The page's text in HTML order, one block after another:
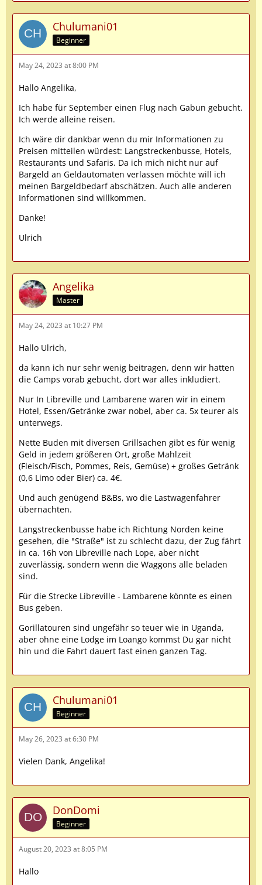
Chulumani01
Beginner
May 24, 2023 at 8:00 PM
Hallo Angelika,
Ich habe für September einen Flug nach Gabun gebucht.
Ich werde alleine reisen.
Ich wäre dir dankbar wenn du mir Informationen zu
Preisen mitteilen würdest: Langstreckenbusse, Hotels,
Restaurants und Safaris. Da ich mich nicht nur auf
Bargeld an Geldautomaten verlassen möchte will ich
meinen Bargeldbedarf abschätzen. Auch alle anderen
Informationen sind willkommen.
Danke!
Ulrich
Angelika
Master
May 24, 2023 at 10:27 PM
Hallo Ulrich,
da kann ich nur sehr wenig beitragen, denn wir hatten
die Camps vorab gebucht, dort war alles inkludiert.
Nur In Libreville und Lambarene waren wir in einem
Hotel, Essen/Getränke zwar nobel, aber ca. 5x teurer als
unterwegs.
Nette Buden mit diversen Grillsachen gibt es für wenig
Geld in jedem größeren Ort, große Mahlzeit
(Fleisch/Fisch, Pommes, Reis, Gemüse) + großes Getränk
(0,6 Limo oder Bier) ca. 4€.
Und auch genügend B&Bs, wo die Lastwagenfahrer
übernachten.
Langstreckenbusse habe ich Richtung Norden keine
gesehen, die "Straße" ist zu schlecht dazu, der Zug fährt
in ca. 16h von Libreville nach Lope, aber nicht
zuverlässig, sondern wenn die Waggons alle beladen
sind.
Für die Strecke Libreville - Lambarene könnte es einen
Bus geben.
Gorillatouren sind ungefähr so teuer wie in Uganda,
aber ohne eine Lodge im Loango kommst Du gar nicht
hin und die Fahrt dauert fast einen ganzen Tag.
Chulumani01
Beginner
May 26, 2023 at 6:30 PM
Vielen Dank, Angelika!
DonDomi
Beginner
August 20, 2023 at 8:05 PM
Hallo